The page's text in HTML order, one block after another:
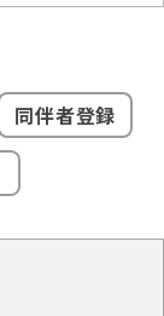
同伴者登録